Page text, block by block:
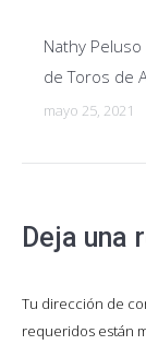
Nathy Peluso
de Toros de
mayo 25, 2021
Deja una
Tu dirección de
requeridos están